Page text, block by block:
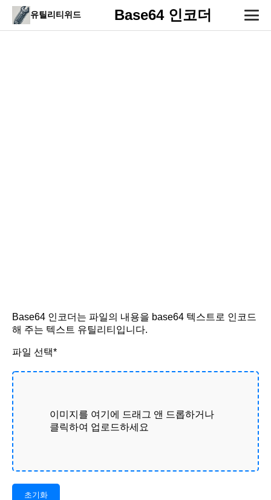
유틸리티위드 Base64 인코더
Base64 인코더는 파일의 내용을 base64 텍스트로 인코드
해 주는 텍스트 유틸리티입니다.
파일 선택*
이미지를 여기에 드래그 앤 드롭하거나
클릭하여 업로드하세요
초기화